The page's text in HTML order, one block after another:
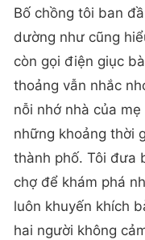
Bố chồng tôi ban
dường như cũng
còn gọi điện giục
thoảng vẫn nhắc
nỗi nhớ nhà của
những khoảng thời
thành phố. Tôi đưa
chợ để khám phá
luôn khuyến khích
hai người không